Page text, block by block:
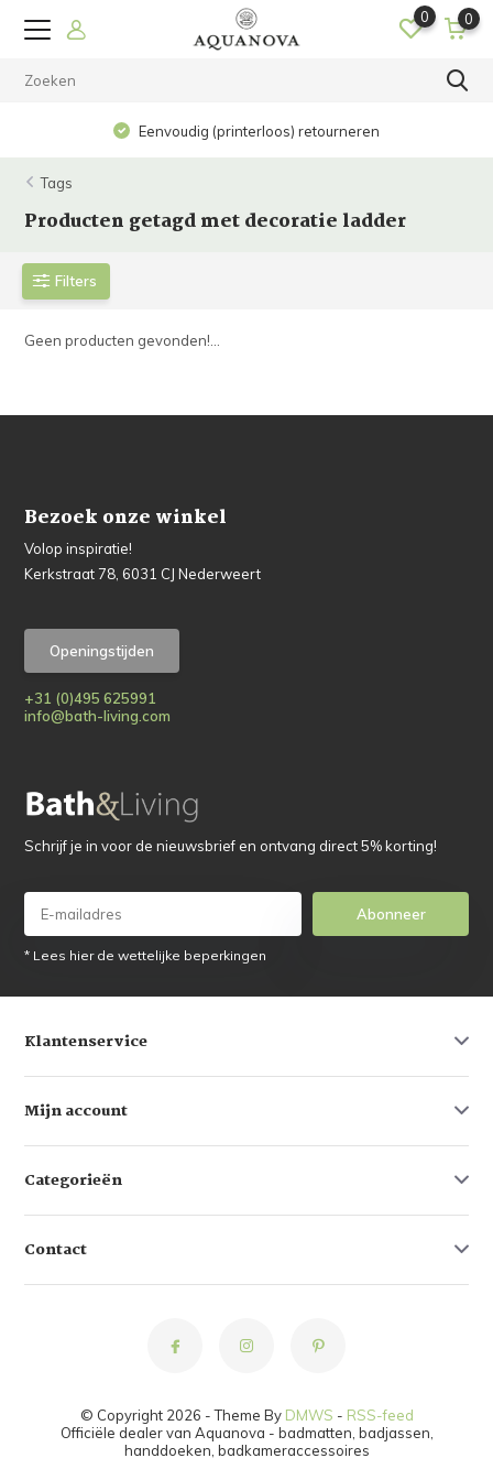
0 0
Eenvoudig (printerloos) retourneren
Tags
Producten getagd met decoratie ladder
Filters
Geen producten gevonden!...
Bezoek onze winkel
Volop inspiratie!
Kerkstraat 78, 6031 CJ Nederweert
Openingstijden
+31 (0)495 625991
info@bath-living.com
Schrijf je in voor de nieuwsbrief en ontvang direct 5% korting!
Abonneer
* Lees hier de wettelijke beperkingen
Klantenservice
Mijn account
Categorieën
Contact
© Copyright 2026 - Theme By DMWS - RSS-feed
Officiële dealer van Aquanova - badmatten, badjassen,
handdoeken, badkameraccessoires